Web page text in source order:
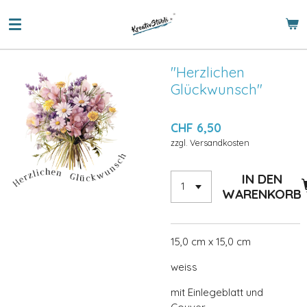
Hauptinhalt
"Herzlichen
Glückwunsch"
CHF 6,50
zzgl. Versandkosten
IN DEN
WARENKORB
15,0 cm x 15,0 cm
weiss
mit Einlegeblatt und